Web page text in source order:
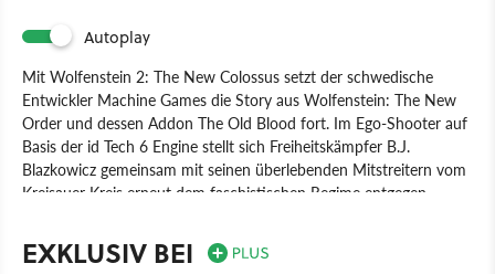
Autoplay
Mit Wolfenstein 2: The New Colossus setzt der schwedische
Entwickler Machine Games die Story aus Wolfenstein: The New
Order und dessen Addon The Old Blood fort. Im Ego-Shooter auf
Basis der id Tech 6 Engine stellt sich Freiheitskämpfer B.J.
Blazkowicz gemeinsam mit seinen überlebenden Mitstreitern vom
Kreisauer Kreis erneut dem faschistischen Regime entgegen -
Neben New York, der Wüste von Nevada und New Orleans
erledigt B.J. diesmal sogar auf der Venus hundertschaften von
EXKLUSIV BEI